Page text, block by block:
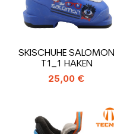
SKISCHUHE SALOMON
T1_1 HAKEN
25,00 €